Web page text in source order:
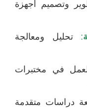
وتصميم أجهزة
: تحليل ومعالجة
في مختبرات
دراسات متقدمة